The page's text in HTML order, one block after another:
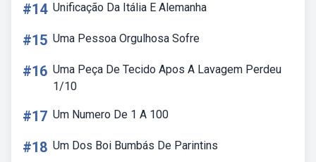
#14 Unificação Da Itália E Alemanha
#15 Uma Pessoa Orgulhosa Sofre
#16 Uma Peça De Tecido Apos A Lavagem Perdeu
1/10
#17 Um Numero De 1 A 100
#18 Um Dos Boi Bumbás De Parintins